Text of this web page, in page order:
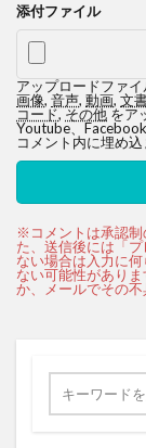
添付ファイル
アップロードファイ
画像, 音声, 動画, 文
コード,その他をア
Youtube、
コメント内に埋め込